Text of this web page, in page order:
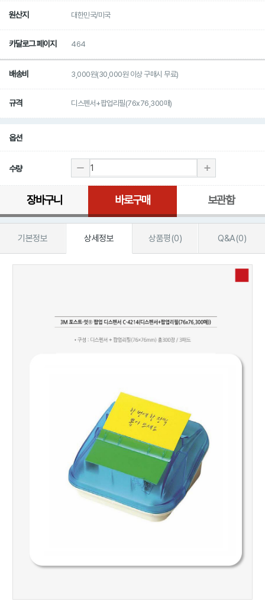
원산지 대한민국/미국
카달로그 페이지 464
배송비 3,000원(30,000원 이상 구매시 무료)
규격 디스펜서+팝업리필(76x76,300매)
옵션
수량
장바구니 바로구매 보관함
기본정보 상세정보 상품평(0) Q&A(0)